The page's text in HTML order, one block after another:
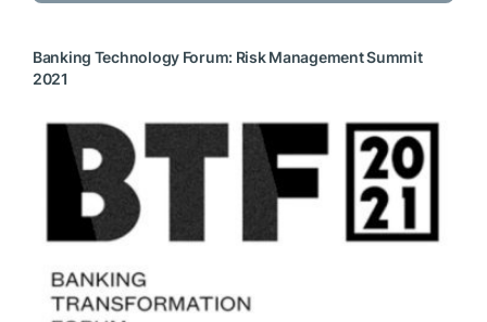
Banking Technology Forum: Risk Management Summit
2021